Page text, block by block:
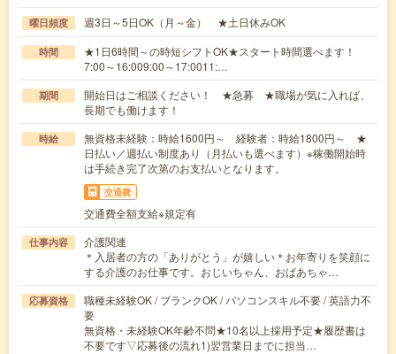
曜日頻度 週3日～5日OK（月～金） ★土日休みOK
時間
★1日6時間～の時短シフトOK★スタート時間選べます！
7:00～16:009:00～17:0011:…
期間
開始日はご相談ください！ ★急募 ★職場が気に入れば、
長期でも働けます！
時給
無資格未経験：時給1600円～ 経験者：時給1800円～ ★
日払い／週払い制度あり（月払いも選べます）※稼働開始時
は手続き完了次第のお支払いとなります。
交通費
交通費全額支給※規定有
仕事内容
介護関連
＊入居者の方の「ありがとう」が嬉しい＊お年寄りを笑顔に
する介護のお仕事です。おじいちゃん、おばあちゃ…
応募資格
職種未経験OK / ブランクOK / パソコンスキル不要 / 英語力不
要
無資格・未経験OK年齢不問★10名以上採用予定★履歴書は
不要です▽応募後の流れ1)翌営業日までに担当…